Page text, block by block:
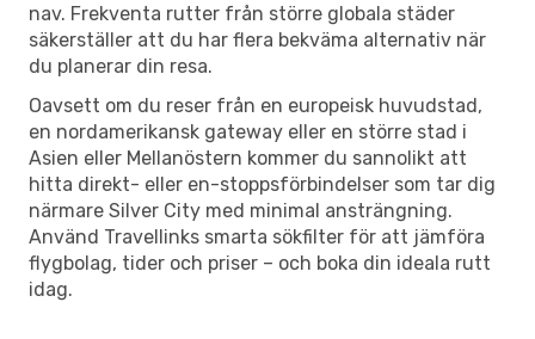
nav. Frekventa rutter från större globala städer
säkerställer att du har flera bekväma alternativ när
du planerar din resa.
Oavsett om du reser från en europeisk huvudstad,
en nordamerikansk gateway eller en större stad i
Asien eller Mellanöstern kommer du sannolikt att
hitta direkt- eller en-stoppsförbindelser som tar dig
närmare Silver City med minimal ansträngning.
Använd Travellinks smarta sökfilter för att jämföra
flygbolag, tider och priser – och boka din ideala rutt
idag.